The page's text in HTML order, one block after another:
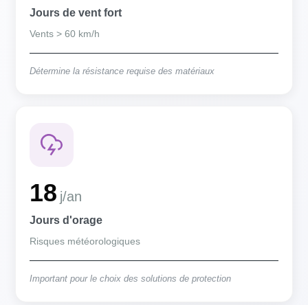
Jours de vent fort
Vents > 60 km/h
Détermine la résistance requise des matériaux
18 j/an
Jours d'orage
Risques météorologiques
Important pour le choix des solutions de protection